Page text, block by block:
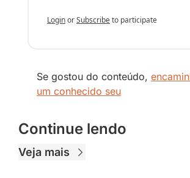
LoginorSubscribeto participate
Se gostou do conteúdo,
um conhecido seu
Continue lendo
Veja mais